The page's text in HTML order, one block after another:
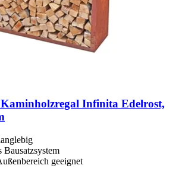
Kaminholzregal Infinita Edelrost,
Bausatzsystem
geeignet